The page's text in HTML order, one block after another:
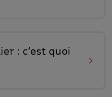
: c’est quoi